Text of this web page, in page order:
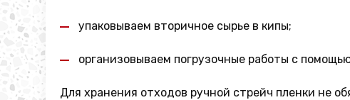
упаковываем вторичное сырье в кипы;
организовываем погрузочные работы с
Для хранения отходов ручной стрейч пленки не